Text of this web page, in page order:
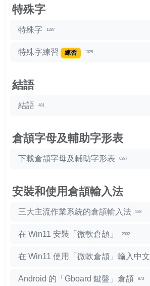
特殊字
特殊字 1287
特殊字練習 練習 1025
結語
結語 481
倉頡字母及輔助字形表
下載倉頡字母及輔助字形表 6397
安裝和使用倉頡輸入法
三大主流作業系統的倉頡輸入法 528
在 Win11 安裝「微軟倉頡」 2902
在 Win11 使用「微軟倉頡」輸入中文
Android 的「Gboard 鍵盤」倉頡 873